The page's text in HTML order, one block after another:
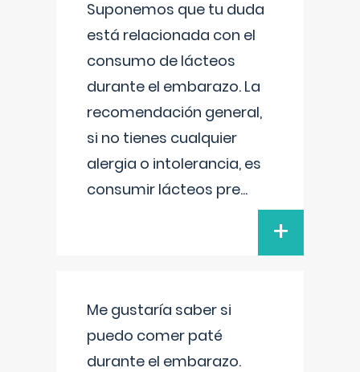
Suponemos que tu duda
está relacionada con el
consumo de lácteos
durante el embarazo. La
recomendación general,
si no tienes cualquier
alergia o intolerancia, es
consumir lácteos pre...
+
Me gustaría saber si
puedo comer paté
durante el embarazo.